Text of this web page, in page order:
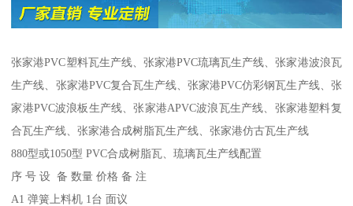
张家港PVC塑料瓦生产线、张家港PVC琉璃瓦生产线、张家港波浪瓦
生产线、张家港PVC复合瓦生产线、张家港PVC仿彩钢瓦生产线、张
家港PVC波浪板生产线、张家港APVC波浪瓦生产线、张家港塑料复
合瓦生产线、张家港合成树脂瓦生产线、张家港仿古瓦生产线
880型或1050型 PVC合成树脂瓦、琉璃瓦生产线配置
序 号 设 备 数量 价格 备 注
A1 弹簧上料机 1台 面议